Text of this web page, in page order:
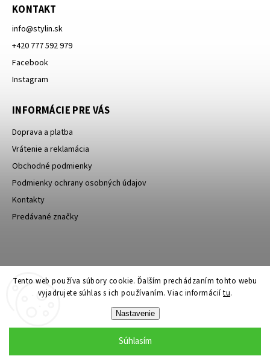
Tento web používa súbory cookie. Ďalším prechádzaním tohto webu
vyjadrujete súhlas s ich používaním. Viac informáciítu.
Nastavenie
Súhlasím
KONTAKT
info@stylin.sk
+420 777 592 979
Facebook
Instagram
INFORMÁCIE PRE VÁS
Doprava a platba
Vrátenie a reklamácia
Obchodné podmienky
Podmienky ochrany osobných údajov
Kontakty
Predávané značky
Bagin.cz